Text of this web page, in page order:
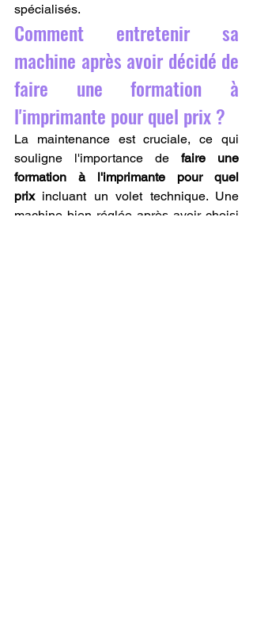
spécialisés.
Comment entretenir sa
machine après avoir décidé de
faire une formation à
l'imprimante pour quel prix ?
La maintenance est cruciale, ce qui
souligne l'importance de faire une
formation à l'imprimante pour quel
prix incluant un volet technique. Une
machine bien réglée après avoir choisi